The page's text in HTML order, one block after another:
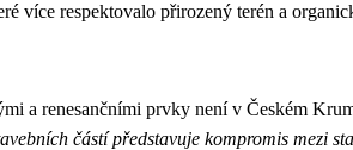
více respektovalo přirozený terén a
a renesančními prvky není v Českém
částí představuje kompromis mezi